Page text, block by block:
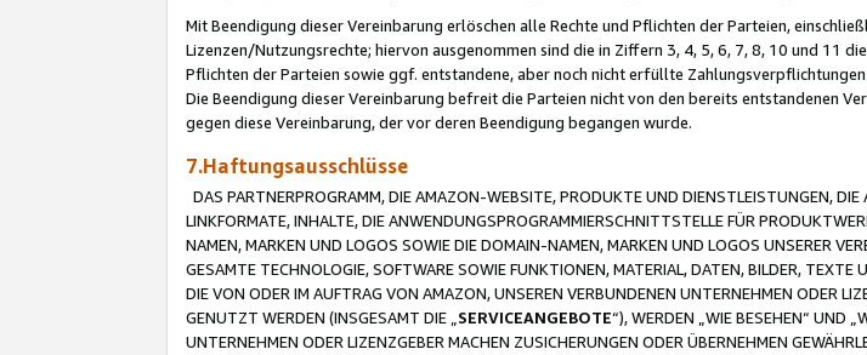
Mit Beendigung dieser Vereinbarung erlöschen alle Rechte und Pflichten der Parteien,
Lizenzen/Nutzungsrechte; hiervon ausgenommen sind die in Ziffern 3, 4, 5, 6, 7, 8, 10 und 11
Pflichten der Parteien sowie ggf. entstandene, aber noch nicht erfüllte
Die Beendigung dieser Vereinbarung befreit die Parteien nicht von den bereits entstandenen
gegen diese Vereinbarung, der vor deren Beendigung begangen wurde.
7.Haftungsausschlüsse
DAS PARTNERPROGRAMM, DIE AMAZON-WEBSITE, PRODUKTE UND DIENSTLEISTUNGEN,
LINKFORMATE, INHALTE, DIE ANWENDUNGSPROGRAMMIERSCHNITTSTELLE FÜR
NAMEN, MARKEN UND LOGOS SOWIE DIE DOMAIN-NAMEN, MARKEN UND LOGOS UNSERER
GESAMTE TECHNOLOGIE, SOFTWARE SOWIE FUNKTIONEN, MATERIAL, DATEN, BILDER,
DIE VON ODER IM AUFTRAG VON AMAZON, UNSEREN VERBUNDENEN UNTERNEHMEN ODER
GENUTZT WERDEN (INSGESAMT DIE „ SERVICEANGEBOTE“), WERDEN „WIE BESEHEN“ UND
UNTERNEHMEN ODER LIZENZGEBER MACHEN ZUSICHERUNGEN ODER ÜBERNEHMEN